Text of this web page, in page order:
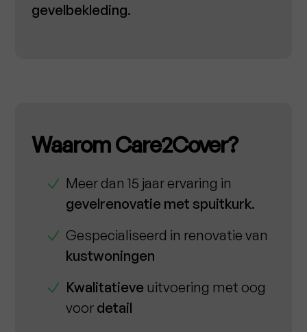
gevelbekleding.
Waarom Care2Cover?
Meer dan 15 jaar ervaring in
gevelrenovatie met spuitkurk.
Gespecialiseerd in renovatie van
kustwoningen
Kwalitatieve uitvoering met oog
voor detail